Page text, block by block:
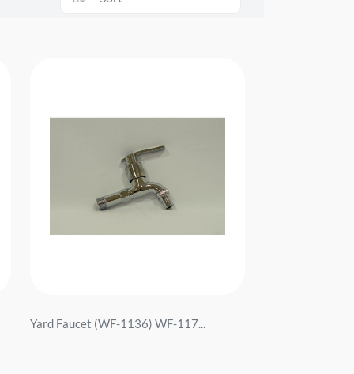
Yard Faucet (WF-1136) WF-117...